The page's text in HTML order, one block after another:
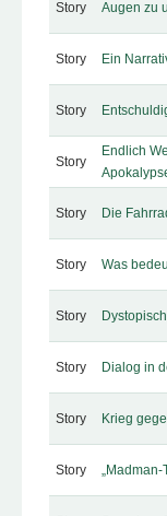
Story Augen zu
Story Ein
Story
Story
Endlich
Story Die
Story Was
Story
Story Dialog in
Story Krieg
Story